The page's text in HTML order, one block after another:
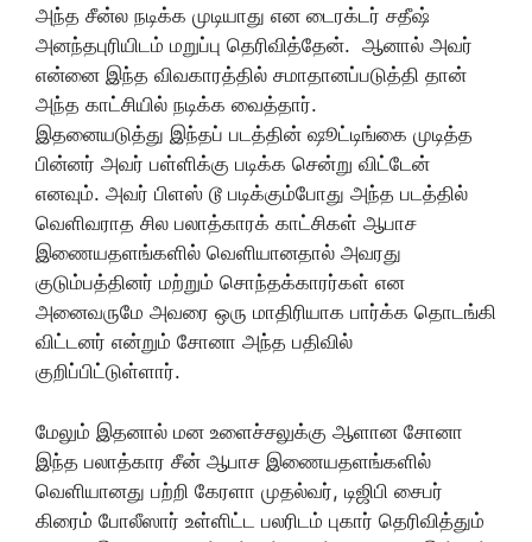
அந்த சீன்ல நடிக்க முடியாது என டைரக்டர் சதீஷ்
அனந்தபுரியிடம் மறுப்பு தெரிவித்தேன். ஆனால் அவர்
என்னை இந்த விவகாரத்தில் சமாதானப்படுத்தி தான்
அந்த காட்சியில் நடிக்க வைத்தார்.
இதனையடுத்து இந்தப் படத்தின் ஷூட்டிங்கை முடித்த
பின்னர் அவர் பள்ளிக்கு படிக்க சென்று விட்டேன்
எனவும். அவர் பிளஸ் டூ படிக்கும்போது அந்த படத்தில்
வெளிவராத சில பலாத்காரக் காட்சிகள் ஆபாச
இணையதளங்களில் வெளியானதால் அவரது
குடும்பத்தினர் மற்றும் சொந்தக்காரர்கள் என
அனைவருமே அவரை ஒரு மாதிரியாக பார்க்க தொடங்கி
விட்டனர் என்றும் சோனா அந்த பதிவில்
குறிப்பிட்டுள்ளார்.
மேலும் இதனால் மன உளைச்சலுக்கு ஆளான சோனா
இந்த பலாத்கார சீன் ஆபாச இணையதளங்களில்
வெளியானது பற்றி கேரளா முதல்வர், டிஜிபி சைபர்
கிரைம் போலீஸார் உள்ளிட்ட பலரிடம் புகார் தெரிவித்தும்